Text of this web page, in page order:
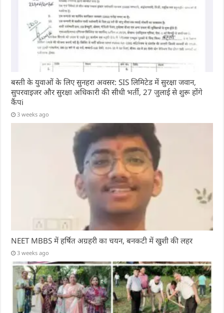
बस्ती के युवाओं के लिए सुनहरा अवसर: SIS लिमिटेड में सुरक्षा जवान,
सुपरवाइजर और सुरक्षा अधिकारी की सीधी भर्ती, 27 जुलाई से शुरू होंगे
कैंपi
3 weeks ago
NEET MBBS में हर्षित अग्रहरी का चयन, बनकटी में खुशी की लहर
3 weeks ago